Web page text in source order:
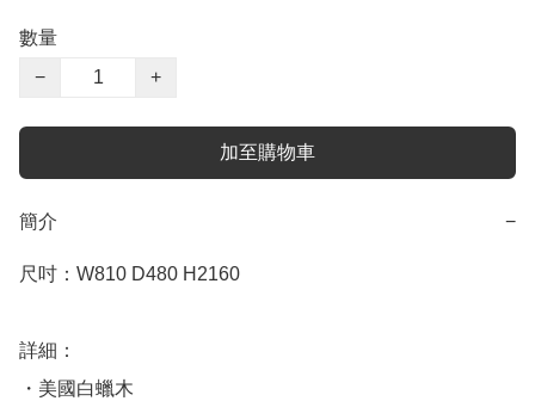
數量
−
+
加至購物車
簡介 −
尺吋：W810 D480 H2160
詳細：
・美國白蠟木